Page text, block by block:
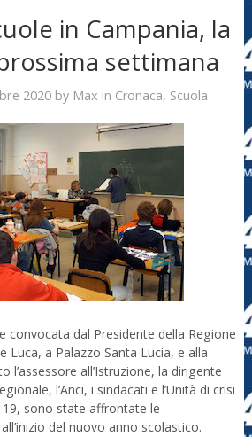
in Campania, la
settimana
2020by Max in Cronaca, Scuola
convocata dal Presidente della Regione
Luca, a Palazzo Santa Lucia, e alla
l’assessore all’Istruzione, la dirigente
l’Anci, i sindacati e l’Unità di crisi
19, sono state affrontate le
del nuovo anno scolastico.